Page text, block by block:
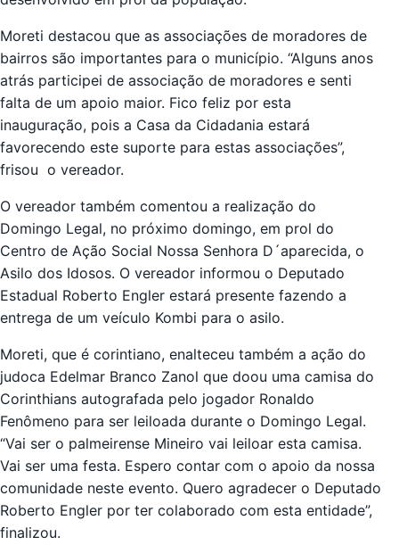
Moreti destacou que as associações de moradores de
bairros são importantes para o município. “Alguns anos
atrás participei de associação de moradores e senti
falta de um apoio maior. Fico feliz por esta
inauguração, pois a Casa da Cidadania estará
favorecendo este suporte para estas associações”,
frisou o vereador.
O vereador também comentou a realização do
Domingo Legal, no próximo domingo, em prol do
Centro de Ação Social Nossa Senhora D´aparecida, o
Asilo dos Idosos. O vereador informou o Deputado
Estadual Roberto Engler estará presente fazendo a
entrega de um veículo Kombi para o asilo.
Moreti, que é corintiano, enalteceu também a ação do
judoca Edelmar Branco Zanol que doou uma camisa do
Corinthians autografada pelo jogador Ronaldo
Fenômeno para ser leiloada durante o Domingo Legal.
“Vai ser o palmeirense Mineiro vai leiloar esta camisa.
Vai ser uma festa. Espero contar com o apoio da nossa
comunidade neste evento. Quero agradecer o Deputado
Roberto Engler por ter colaborado com esta entidade”,
finalizou.